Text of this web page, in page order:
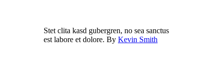
Stet clita kasd gubergren, no sea sanctus
est labore et dolore. By Kevin Smith